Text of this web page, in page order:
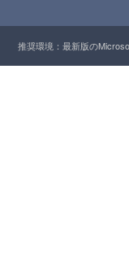
推奨環境：最新版の